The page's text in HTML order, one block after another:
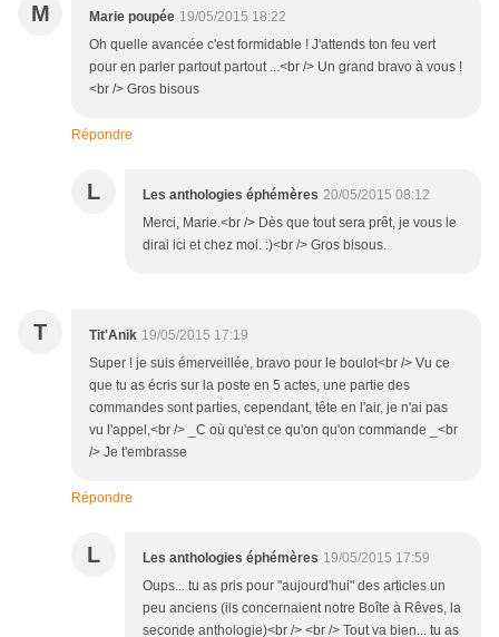
M Marie poupée 19/05/2015 18:22
Oh quelle avancée c'est formidable ! J'attends ton feu vert
pour en parler partout partout ...<br /> Un grand bravo à vous !
<br /> Gros bisous
Répondre
L Les anthologies éphémères 20/05/2015 08:12
Merci, Marie.<br /> Dès que tout sera prêt, je vous le
dirai ici et chez moi. :)<br /> Gros bisous.
T Tit'Anik 19/05/2015 17:19
Super ! je suis émerveillée, bravo pour le boulot<br /> Vu ce
que tu as écris sur la poste en 5 actes, une partie des
commandes sont parties, cependant, tête en l'air, je n'ai pas
vu l'appel,<br /> _C où qu'est ce qu'on qu'on commande _<br
/> Je t'embrasse
Répondre
L Les anthologies éphémères 19/05/2015 17:59
Oups... tu as pris pour "aujourd'hui" des articles un
peu anciens (ils concernaient notre Boîte à Rêves, la
seconde anthologie)<br /> <br /> Tout va bien... tu as